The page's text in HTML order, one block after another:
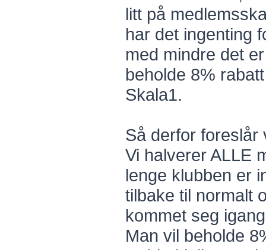
litt på
har det ingenting
med mindre det
beholde 8%
Skala1.
Så derfor foreslår
Vi halverer ALLE
lenge klubben er
tilbake til normalt
kommet seg
Man vil beholde